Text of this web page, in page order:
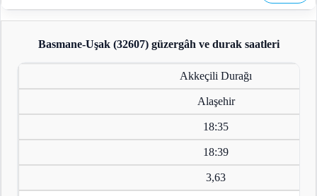
Basmane-Uşak (32607)güzergâh ve durak saatleri
Akkeçili Durağı
Alaşehir
18:35
18:39
3,63